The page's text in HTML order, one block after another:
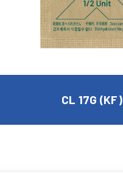
CL 17G (KF)